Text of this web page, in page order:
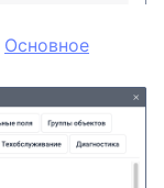
Основное